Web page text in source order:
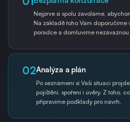
Nejprve si spolu zavoláme,
Na základě toho Vám
poradce a domluvíme nezávaznou
02Analýza a plán
Po seznámení si Vaši situaci
pojištění, spoření i úvěry. Z toho,
připravíme podklady pro návrh.